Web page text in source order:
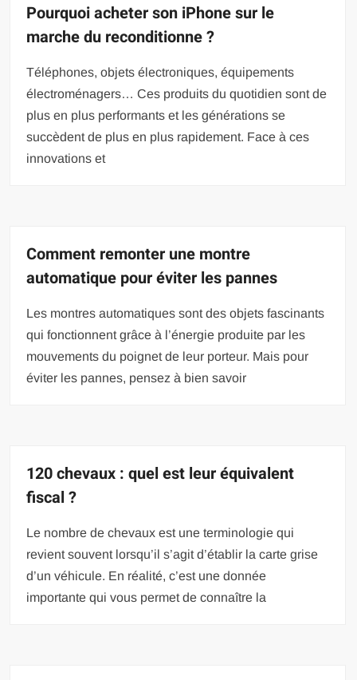
Pourquoi acheter son iPhone sur le
marche du reconditionne ?
Téléphones, objets électroniques, équipements
électroménagers… Ces produits du quotidien sont de
plus en plus performants et les générations se
succèdent de plus en plus rapidement. Face à ces
innovations et
Comment remonter une montre
automatique pour éviter les pannes
Les montres automatiques sont des objets fascinants
qui fonctionnent grâce à l’énergie produite par les
mouvements du poignet de leur porteur. Mais pour
éviter les pannes, pensez à bien savoir
120 chevaux : quel est leur équivalent
fiscal ?
Le nombre de chevaux est une terminologie qui
revient souvent lorsqu’il s’agit d’établir la carte grise
d’un véhicule. En réalité, c’est une donnée
importante qui vous permet de connaître la